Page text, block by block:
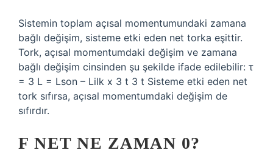
Sistemin toplam açısal momentumundaki zamana
bağlı değişim, sisteme etki eden net torka eşittir.
Tork, açısal momentumdaki değişim ve zamana
bağlı değişim cinsinden şu şekilde ifade edilebilir: τ
= 3 L = Lson – Lilk x 3 t 3 t Sisteme etki eden net
tork sıfırsa, açısal momentumdaki değişim de
sıfırdır.
F NET NE ZAMAN 0?